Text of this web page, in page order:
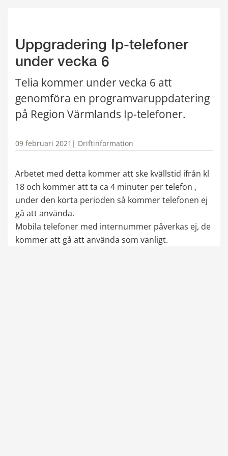
Uppgradering Ip-telefoner
under vecka 6
Telia kommer under vecka 6 att
genomföra en programvaruppdatering
på Region Värmlands Ip-telefoner.
09 februari 2021 | Driftinformation
Arbetet med detta kommer att ske kvällstid ifrån kl
18 och kommer att ta ca 4 minuter per telefon ,
under den korta perioden så kommer telefonen ej
gå att använda.
Mobila telefoner med internummer påverkas ej, de
kommer att gå att använda som vanligt.